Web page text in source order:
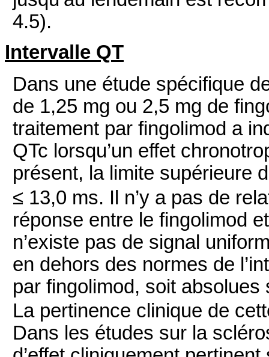
4.5).
Intervalle QT
Dans une étude spécifique
de 1,25 mg ou 2,5 mg de
traitement par fingolimod a
QTc lorsqu’un effet
présent, la limite supérieure
≤ 13,0 ms. Il n’y a pas de
réponse entre le fingolimod
n’existe pas de signal
en dehors des normes de
par fingolimod, soit
La pertinence clinique de
Dans les études sur la